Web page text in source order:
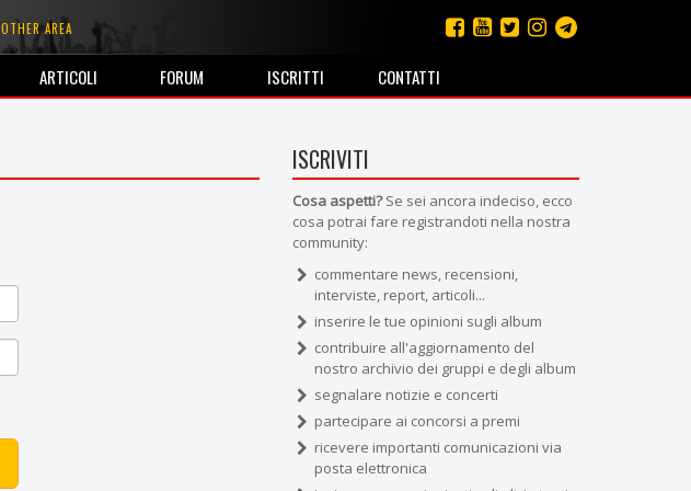
OTHER AREA
ARTICOLI FORUM ISCRITTI CONTATTI
ISCRIVITI
Cosa aspetti?Se sei ancora indeciso, ecco
cosa potrai fare registrandoti nella nostra
community:
commentare news, recensioni,
interviste, report, articoli...
inserire le tue opinioni sugli album
contribuire all'aggiornamento del
nostro archivio dei gruppi e degli album
segnalare notizie e concerti
partecipare ai concorsi a premi
ricevere importanti comunicazioni via
posta elettronica